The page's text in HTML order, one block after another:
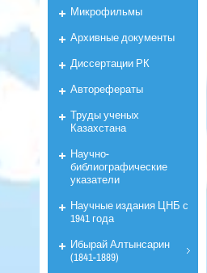
Микрофильмы
Архивные документы
Диссертации РК
Авторефераты
Труды ученых
Казахстана
Научно-
библиографические
указатели
Научные издания ЦНБ с
1941 года
Ибырай Алтынсарин
(1841-1889)